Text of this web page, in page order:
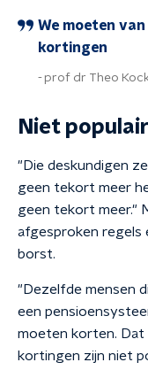
We moeten
kortingen
prof dr Theo
Niet populair
"Die deskundigen
geen tekort meer
geen tekort meer."
afgesproken
borst.
"Dezelfde mensen
een
moeten korten. Dat
kortingen zijn niet